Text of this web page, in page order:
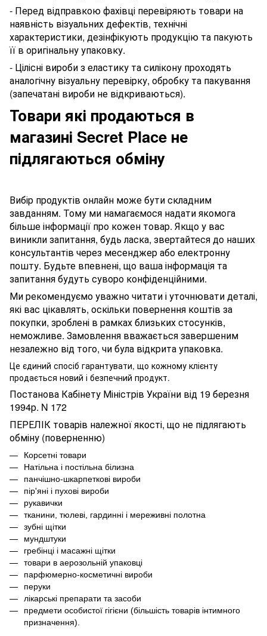
- Перед відправкою фахівці перевіряють товари на
наявність візуальних дефектів, технічні
характеристики, дезінфікують продукцію та пакують
її в оригінальну упаковку.
- Цілісні вироби з еластику та силікону проходять
аналогічну візуальну перевірку, обробку та пакування
(запечатані вироби не відкриваються).
Товари які продаються в
магазині Secret Place не
підлягаються обміну
Вибір продуктів онлайн може бути складним
завданням. Тому ми намагаємося надати якомога
більше інформації про кожен товар. Якщо у вас
виникли запитання, будь ласка, звертайтеся до наших
консультантів через месенджер або електронну
пошту. Будьте впевнені, що ваша інформація та
запитання будуть суворо конфіденційними.
Ми рекомендуємо уважно читати і уточнювати деталі,
які вас цікавлять, оскільки повернення коштів за
покупки, зроблені в рамках близьких стосунків,
неможливе. Замовлення вважається завершеним
незалежно від того, чи була відкрита упаковка.
Це єдиний спосіб гарантувати, що кожному клієнту
продається новий і безпечний продукт.
Постанова Кабінету Міністрів України від 19 березня
1994р. N 172
ПЕРЕЛІК товарів належної якості, що не підлягають
обміну (поверненню)
Корсетні товари
Натільна і постільна білизна
панчішно-шкарпеткові вироби
пір'яні і пухові вироби
рукавички
тканини, тюлеві, гардинні і мереживні полотна
зубні щітки
мундштуки
гребінці і масажні щітки
товари в аерозольній упаковці
парфюмерно-косметичні вироби
перуки
лікарські препарати та засоби
предмети особистої гігієни (більшість товарів інтимного
призначення).